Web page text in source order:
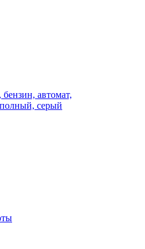
автомат,
серый